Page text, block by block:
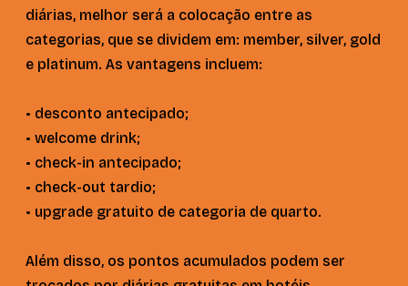
diárias, melhor será a colocação entre as
categorias, que se dividem em: member, silver, gold
e platinum. As vantagens incluem:
• desconto antecipado;
• welcome drink;
• check-in antecipado;
• check-out tardio;
• upgrade gratuito de categoria de quarto.
Além disso, os pontos acumulados podem ser